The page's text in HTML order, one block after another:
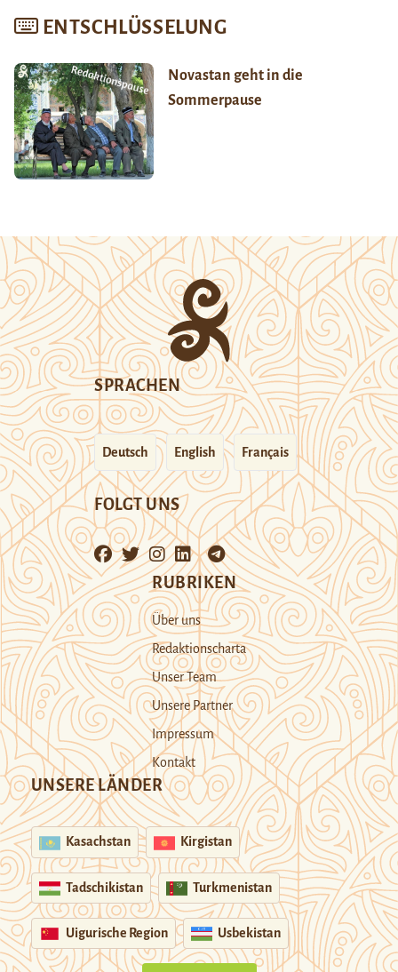
ENTSCHLÜSSELUNG
Novastan geht in die
Sommerpause
SPRACHEN
Deutsch English Français
FOLGT UNS
RUBRIKEN
Über uns
Redaktionscharta
Unser Team
Unsere Partner
Impressum
Kontakt
UNSERE LÄNDER
Kasachstan Kirgistan
Tadschikistan Turkmenistan
Uigurische Region Usbekistan